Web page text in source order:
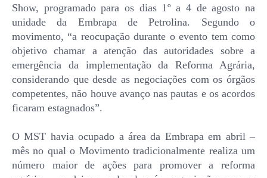
Show, programado para os dias 1º a 4 de agosto na
unidade da Embrapa de Petrolina. Segundo o
movimento, “a reocupação durante o evento tem como
objetivo chamar a atenção das autoridades sobre a
emergência da implementação da Reforma Agrária,
considerando que desde as negociações com os órgãos
competentes, não houve avanço nas pautas e os acordos
ficaram estagnados”.
O MST havia ocupado a área da Embrapa em abril –
mês no qual o Movimento tradicionalmente realiza um
número maior de ações para promover a reforma